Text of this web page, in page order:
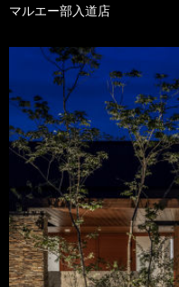
マルエー部入道店